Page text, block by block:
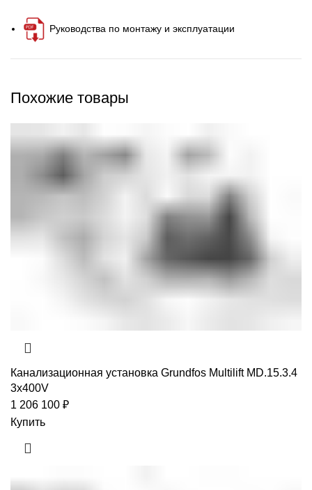
Руководства по монтажу и эксплуатации
Похожие товары
Канализационная установка Grundfos Multilift MD.15.3.4
3x400V
1 206 100 ₽
Купить